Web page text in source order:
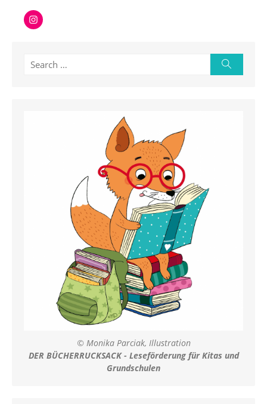
Instagram
Search
© Monika Parciak, Illustration
DER BÜCHERRUCKSACK - Leseförderung für Kitas und
Grundschulen